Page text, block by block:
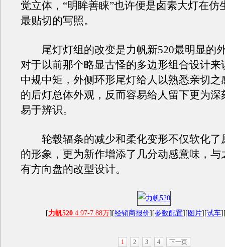
觉立体，“明眸善睐”也许便是卤素大灯在仿
最贴切的写照。
尾灯灯组的改变是力帆新520最明显的
对于以前那个略显古怪的多边形组合设计来
中规中矩，外侧环形尾灯给人以熟悉亲切之
的后灯总体外观，反而容易给人留下更为深
易于辨识。
轮毂辐条的减少和柔化变形不仅软化了
的形象，更为新作增添了几分动感意味，与
有方向盘的改型设计。
[力帆520 4.97-7.88万][经销商报价][参数配置][ 图片][试车
1 2 3 4 下一页